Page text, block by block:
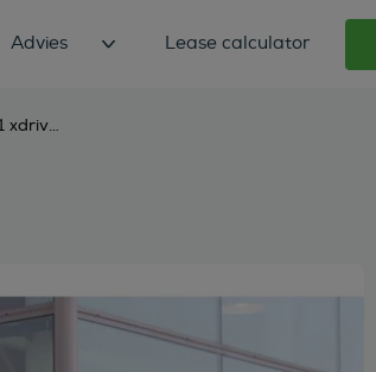
Advies Lease calculator
bmw x1 xdrive25e m sport automaat